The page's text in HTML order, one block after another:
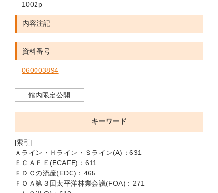
1002p
内容注記
資料番号
060003894
館内限定公開
キーワード
[索引]
Ａライン・Ｈライン・Ｓライン(A)：631
ＥＣＡＦＥ(ECAFE)：611
ＥＤＣの流産(EDC)：465
ＦＯＡ第３回太平洋林業会議(FOA)：271